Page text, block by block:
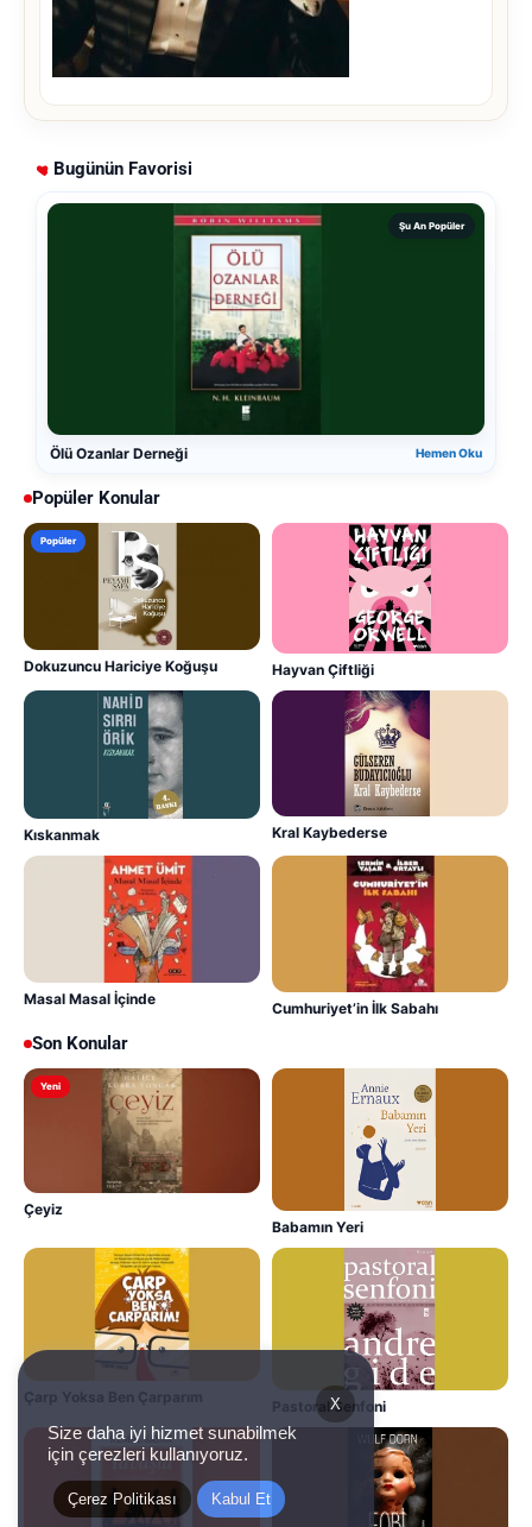
Bugünün Favorisi
Şu An Popüler
Ölü Ozanlar Derneği Hemen Oku
Popüler Konular
Popüler
Dokuzuncu Hariciye Koğuşu Hayvan Çiftliği
Kıskanmak Kral Kaybederse
Masal Masal İçinde
Cumhuriyet’in İlk Sabahı
Son Konular
Yeni
Çeyiz
Babamın Yeri
Çarp Yoksa Ben Çarparım
Pastoral Senfoni
X
Size daha iyi hizmet sunabilmek
için çerezleri kullanıyoruz.
Çerez Politikası Kabul Et